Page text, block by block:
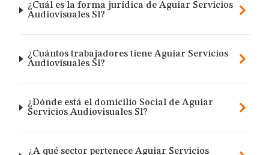
¿Cuál es la forma jurídica de Aguiar Servicios
Audiovisuales Sl?
¿Cuántos trabajadores tiene Aguiar Servicios
Audiovisuales Sl?
¿Dónde está el domicilio Social de Aguiar
Servicios Audiovisuales Sl?
¿A qué sector pertenece Aguiar Servicios